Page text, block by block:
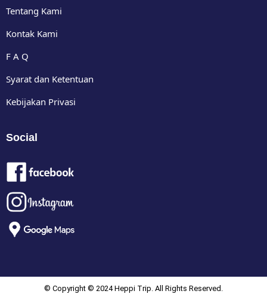
Tentang Kami
Kontak Kami
F A Q
Syarat dan Ketentuan
Kebijakan Privasi
Social
© Copyright © 2024 Heppi Trip. All Rights Reserved.